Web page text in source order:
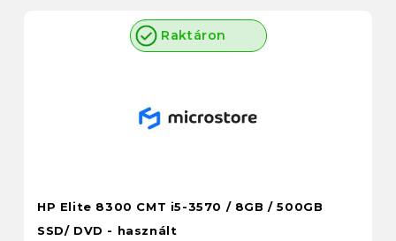
Raktáron
HP Elite 8300 CMT i5-3570 / 8GB / 500GB
SSD/ DVD - használt